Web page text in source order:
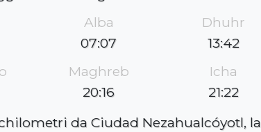
Alba
07:07
Dhuhr
13:42
Maghreb
20:16
Icha
21:22
da Ciudad Nezahualcóyotl, la